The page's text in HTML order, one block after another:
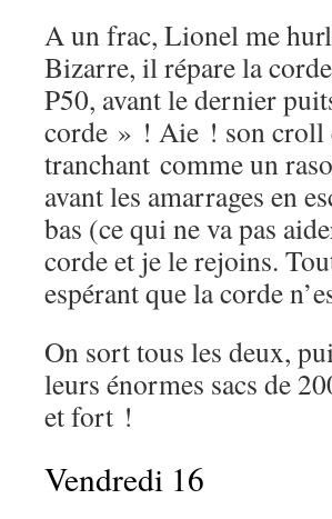
A un frac, Lionel me
Bizarre, il répare la
P50, avant le dernier
corde » ! Aie ! son croll
tranchant comme un
avant les amarrages en
bas (ce qui ne va pas
corde et je le rejoins.
espérant que la corde
On sort tous les deux,
leurs énormes sacs de
et fort !
Vendredi 16